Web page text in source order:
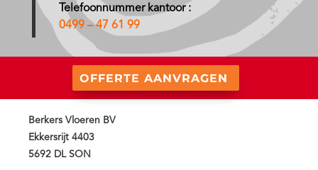
Telefoonnummer kantoor :
0499 – 47 61 99
OFFERTE AANVRAGEN
Berkers Vloeren BV
Ekkersrijt 4403
5692 DL SON